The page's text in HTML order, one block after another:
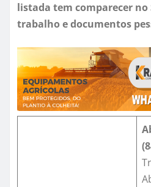
listada tem comparecer no
trabalho e documentos